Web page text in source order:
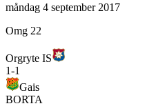
måndag 4 september 2017
Omg 22
Orgryte IS
1-1
Gais
BORTA